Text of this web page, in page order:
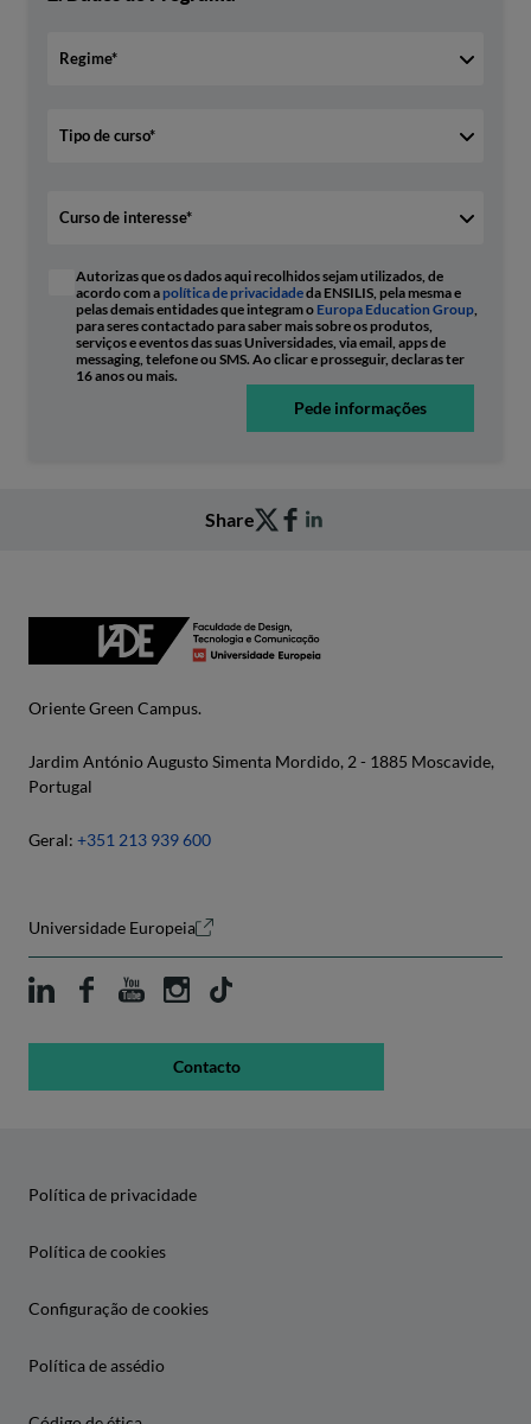
Autorizas que os dados aqui recolhidos sejam utilizados, de
acordo com apolítica de privacidadeda ENSILIS, pela mesma e
pelas demais entidades que integram o Europa Education Group
para seres contactado para saber mais sobre os produtos,
serviços e eventos das suas Universidades, via email, apps de
messaging, telefone ou SMS. Ao clicar e prosseguir, declaras ter
16 anos ou mais.
Pede informações
Share
Oriente Green Campus.
Jardim António Augusto Simenta Mordido, 2 - 1885 Moscavide,
Portugal
Geral: +351 213 939 600
Universidade Europeia
Contacto
Política de privacidade
Política de cookies
Configuração de cookies
Política de assédio